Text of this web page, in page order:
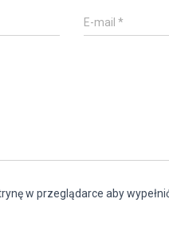
E-mail*
w przeglądarce aby